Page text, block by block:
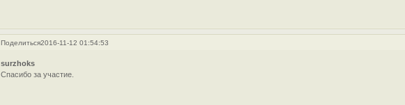
Поделиться2016-11-12 01:54:53
surzhoks
Спасибо за участие.